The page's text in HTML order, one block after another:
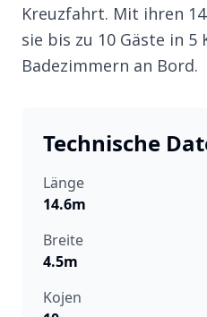
Kreuzfahrt. Mit ihren
sie bis zu 10 Gäste in 5
Badezimmern an Bord.
Technische
Länge
14.6m
Breite
4.5m
Kojen